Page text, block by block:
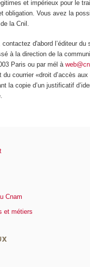
et impérieux pour le
obligation. Vous avez la
la Cnil.
d'abord l’éditeur du
à la direction de la
Paris ou par mél à
du courrier «droit d’accès aux
la copie d’un justificatif
Cnam
et métiers